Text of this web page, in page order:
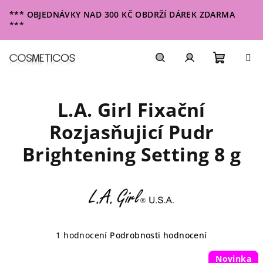
na
obsah
*** OBJEDNÁVKY NAD 300 KČ OBDRŽÍ DÁREK ZDARMA
***
L.A. Girl Fixační
Rozjasňujicí Pudr
Brightening Setting 8 g
Průměrné
1 hodnocení Podrobnosti hodnocení
Novinka